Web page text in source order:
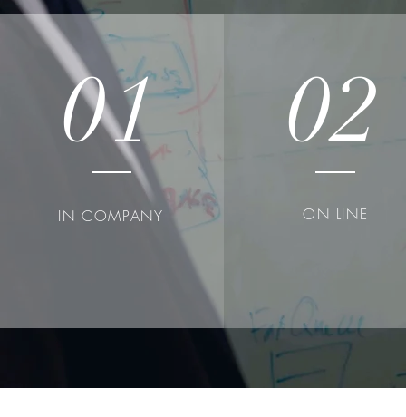
01
IN COMPANY
02
ON LINE